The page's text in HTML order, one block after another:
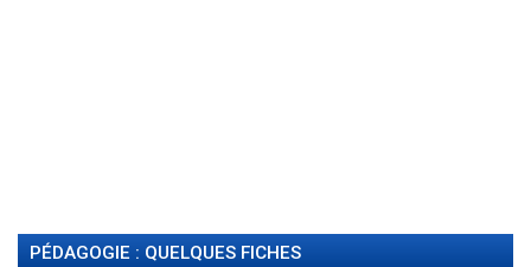
PÉDAGOGIE : QUELQUES FICHES